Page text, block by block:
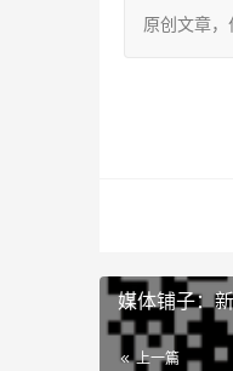
原创文章
媒体铺子：
上一篇